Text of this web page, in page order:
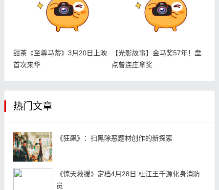
甜茶《至尊马蒂》3月20日上映
首次来华
【光影故事】金马奖57年！盘
点曾连庄拿奖
热门文章
《狂飙》：扫黑除恶题材创作的新探索
《惊天救援》定档4月28日 杜江王千源化身消防
员